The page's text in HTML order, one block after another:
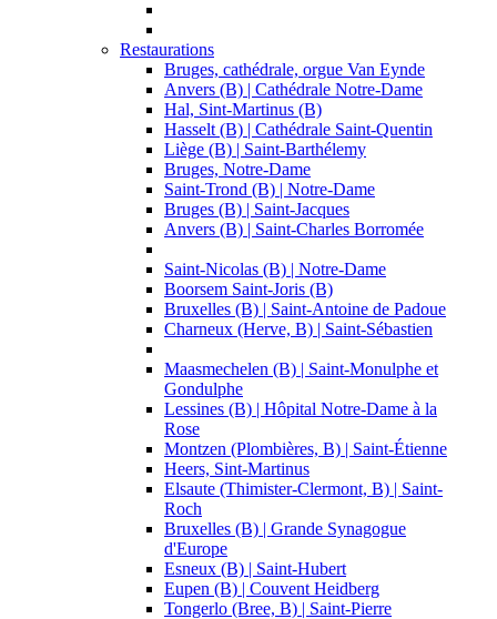
Restaurations
Bruges, cathédrale, orgue Van Eynde
Anvers (B) | Cathédrale Notre-Dame
Hal, Sint-Martinus (B)
Hasselt (B) | Cathédrale Saint-Quentin
Liège (B) | Saint-Barthélemy
Bruges, Notre-Dame
Saint-Trond (B) | Notre-Dame
Bruges (B) | Saint-Jacques
Anvers (B) | Saint-Charles Borromée
Saint-Nicolas (B) | Notre-Dame
Boorsem Saint-Joris (B)
Bruxelles (B) | Saint-Antoine de Padoue
Charneux (Herve, B) | Saint-Sébastien
Maasmechelen (B) | Saint-Monulphe et
Gondulphe
Lessines (B) | Hôpital Notre-Dame à la
Rose
Montzen (Plombières, B) | Saint-Étienne
Heers, Sint-Martinus
Elsaute (Thimister-Clermont, B) | Saint-
Roch
Bruxelles (B) | Grande Synagogue
d'Europe
Esneux (B) | Saint-Hubert
Eupen (B) | Couvent Heidberg
Tongerlo (Bree, B) | Saint-Pierre